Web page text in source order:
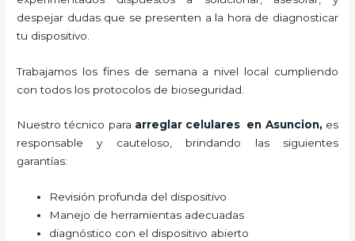
despejar dudas que se presenten a la hora de diagnosticar
tu dispositivo.
Trabajamos los fines de semana a nivel local cumpliendo
con todos los protocolos de bioseguridad.
Nuestro técnico para arreglar celulares en Asuncion, es
responsable y cauteloso, brindando las siguientes
garantías:
Revisión profunda del dispositivo
Manejo de herramientas adecuadas
diagnóstico con el dispositivo abierto